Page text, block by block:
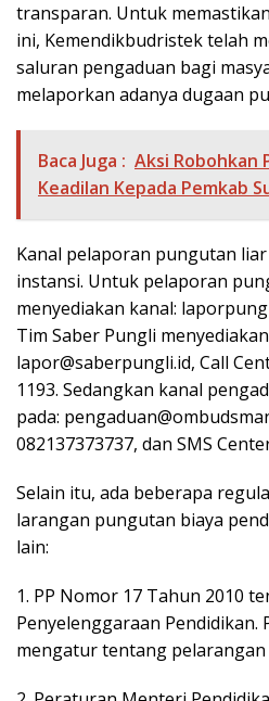
transparan. Untuk
ini, Kemendikbudristek telah
saluran pengaduan bagi
melaporkan adanya dugaan
Baca Juga : Aksi Robohkan
Keadilan Kepada Pemkab
Kanal pelaporan pungutan
instansi. Untuk pelaporan
menyediakan kanal:
Tim Saber Pungli
lapor@saberpungli.id, Call
1193. Sedangkan kanal
pada:
082137373737, dan SMS
Selain itu, ada beberapa
larangan pungutan biaya
lain:
1. PP Nomor 17 Tahun 2010
Penyelenggaraan Pendidikan.
mengatur tentang